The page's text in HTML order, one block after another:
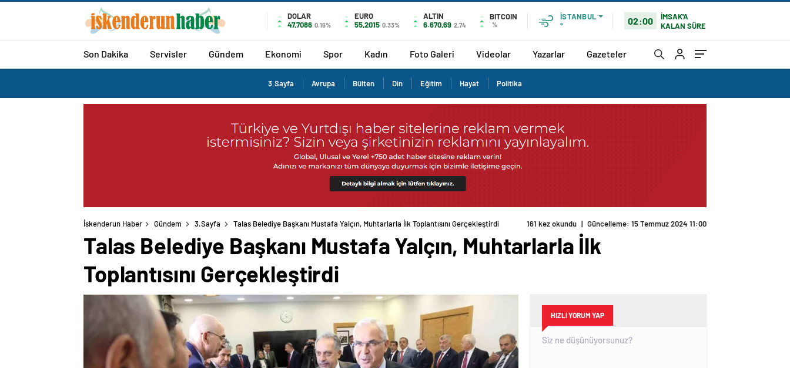
DOLAR
47,7086 0.16%
EURO
55,2015 0.33%
ALTIN
6.670,69 2,74
BITCOIN
%
İSTANBUL
°
02:00
İMSAK'A
KALAN SÜRE
Son Dakika Servisler Gündem Ekonomi Spor Kadın Foto Galeri Videolar Yazarlar Gazeteler
3.Sayfa Avrupa Bülten Din Eğitim Hayat Politika
İskenderun Haber Gündem 3.Sayfa Talas Belediye Başkanı Mustafa Yalçın, Muhtarlarla İlk Toplantısını Gerçekleştirdi 161 kez okundu | Güncelleme: 15 Temmuz 2024 11:00
Talas Belediye Başkanı Mustafa Yalçın, Muhtarlarla İlk
Toplantısını Gerçekleştirdi
HIZLI YORUM YAP